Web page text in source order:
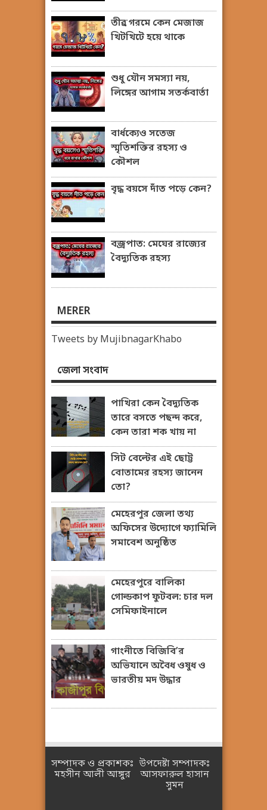
তীব্র গরমে কেন মেজাজ
খিটখিটে হয়ে থাকে
শুধু যৌন সমস্যা নয়,
লিঙ্গের আগাম সতর্কবার্তা
বার্ধক্যেও সতেজ
স্মৃতিশক্তির রহস্য ও
কৌশল
বৃদ্ধ বয়সে দাঁত পড়ে কেন?
বজ্রপাত: মেঘের রাজ্যের
বৈদ্যুতিক রহস্য
MERER
Tweets by MujibnagarKhabo
জেলা সংবাদ
পাখিরা কেন বৈদ্যুতিক
তারে বসতে পছন্দ করে,
কেন তারা শক খায় না
সিট বেল্টের এই ছোট্ট
বোতামের রহস্য জানেন
তো?
মেহেরপুর জেলা তথ্য
অফিসের উদ্যোগে ফ্যামিলি
সমাবেশ অনুষ্ঠিত
মেহেরপুরে বালিকা
গোল্ডকাপ ফুটবল: চার দল
সেমিফাইনালে
গাংনীতে বিজিবি’র
অভিযানে অবৈধ ওষুধ ও
ভারতীয় মদ উদ্ধার
সম্পাদক ও প্রকাশকঃ
মহসীন আলী আঙ্গুর
উপদেষ্টা সম্পাদকঃ
আসফারুল হাসান
সুমন